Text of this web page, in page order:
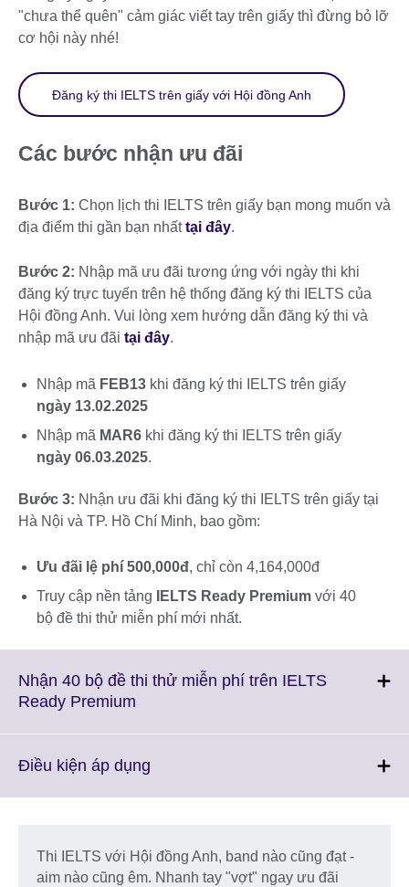
"chưa thể quên" cảm giác viết tay trên giấy thì đừng bỏ lỡ
cơ hội này nhé!
Đăng ký thi IELTS trên giấy với Hội đồng Anh
Các bước nhận ưu đãi
Bước 1: Chọn lịch thi IELTS trên giấy bạn mong muốn và
địa điểm thi gần bạn nhấttại đây.
Bước 2: Nhập mã ưu đãi tương ứng với ngày thi khi
đăng ký trực tuyến trên hệ thống đăng ký thi IELTS của
Hội đồng Anh. Vui lòng xem hướng dẫn đăng ký thi và
nhập mã ưu đãi tại đây.
Nhập mã FEB13 khi đăng ký thi IELTS trên giấy
ngày 13.02.2025
Nhập mã MAR6 khi đăng ký thi IELTS trên giấy
ngày 06.03.2025.
Bước 3: Nhận ưu đãi khi đăng ký thi IELTS trên giấy tại
Hà Nội và TP. Hồ Chí Minh, bao gồm:
Ưu đãi lệ phí 500,000đ, chỉ còn 4,164,000đ
Truy cập nền tảng
IELTS Ready Premium với 40
bộ đề thi thử miễn phí mới nhất.
Nhận 40 bộ đề thi thử miễn phí trên IELTS
Ready Premium
More
Điều kiện áp dụng
information
available.
Thi IELTS với Hội đồng Anh, band nào cũng đạt -
aim nào cũng êm. Nhanh tay "vợt" ngay ưu đãi